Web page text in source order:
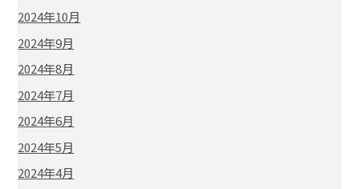
2024年10月
2024年9月
2024年8月
2024年7月
2024年6月
2024年5月
2024年4月